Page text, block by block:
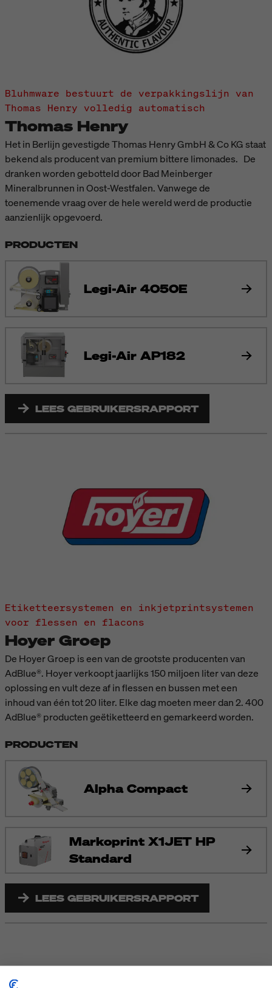
Bluhmware bestuurt de verpakkingslijn van
Thomas Henry volledig automatisch
Thomas Henry
Het in Berlijn gevestigde Thomas Henry GmbH & Co KG staat
bekend als producent van premium bittere limonades. De
dranken worden gebotteld door Bad Meinberger
Mineralbrunnen in Oost-Westfalen. Vanwege de
toenemende vraag over de hele wereld werd de productie
aanzienlijk opgevoerd.
PRODUCTEN
Legi-Air 4050E
Legi-Air AP182
LEES GEBRUIKERSRAPPORT
Etiketteersystemen en inkjetprintsystemen
voor flessen en flacons
Hoyer Groep
De Hoyer Groep is een van de grootste producenten van
AdBlue®. Hoyer verkoopt jaarlijks 150 miljoen liter van deze
oplossing en vult deze af in flessen en bussen met een
inhoud van één tot 20 liter. Elke dag moeten meer dan 2. 400
AdBlue® producten geëtiketteerd en gemarkeerd worden.
PRODUCTEN
Alpha Compact
Markoprint X1JET HP
Standard
LEES GEBRUIKERSRAPPORT